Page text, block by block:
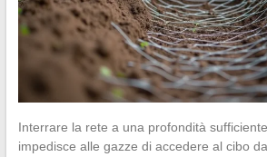
Interrare la rete a una profondità
impedisce alle gazze di accedere al cibo